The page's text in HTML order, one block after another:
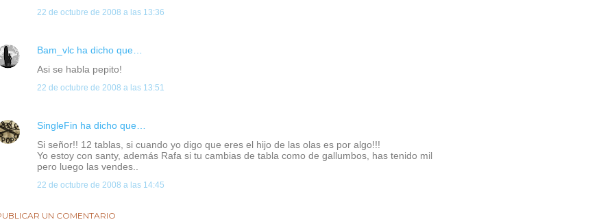
22 de octubre de 2008 a las 13:36
Bam_vlc ha dicho que…
Asi se habla pepito!
22 de octubre de 2008 a las 13:51
SingleFin ha dicho que…
Si señor!! 12 tablas, si cuando yo digo que eres el hijo de las olas es por algo!!!
Yo estoy con santy, además Rafa si tu cambias de tabla como de gallumbos, has tenido mil
pero luego las vendes..
22 de octubre de 2008 a las 14:45
UN COMENTARIO